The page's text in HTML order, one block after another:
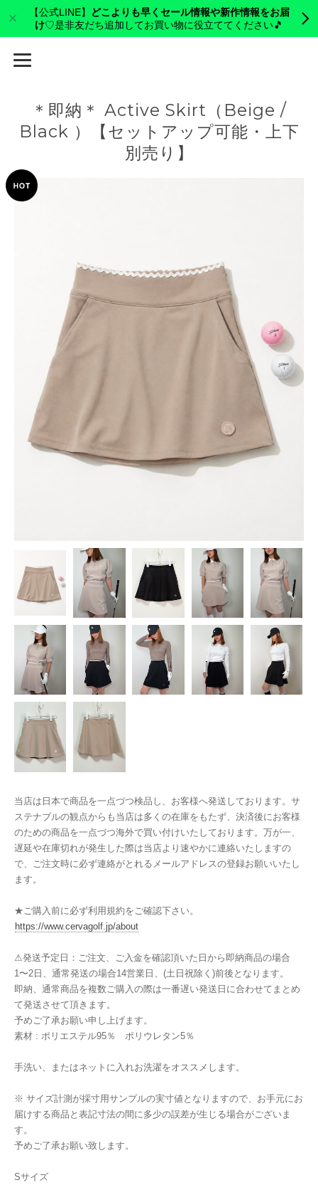
【公式LINE】
どこよりも早くセール情報や新作情報をお届
け♡是非友だち追加してお買い物に役立ててください🎵
＊即納＊ Active Skirt（Beige /
Black ）【セットアップ可能・上下
別売り】
当店は日本で商品を一点づつ検品し、お客様へ発送しております。サ
ステナブルの観点からも当店は多くの在庫をもたず、決済後にお客様
のための商品を一点づつ海外で買い付けいたしております。万が一、
遅延や在庫切れが発生した際は当店より速やかに連絡いたしますの
で、ご注文時に必ず連絡がとれるメールアドレスの登録お願いいたし
ます。
★ご購入前に必ず利用規約をご確認下さい。
https://www.cervagolf.jp/about
⚠︎発送予定日：ご注文、ご入金を確認頂いた日から即納商品の場合
1〜2日、通常発送の場合14営業日、(土日祝除く)前後となります。
即納、通常商品を複数ご購入の際は一番遅い発送日に合わせてまとめ
て発送させて頂きます。
予めご了承お願い申し上げます。
素材 : ポリエステル95％ ポリウレタン5％
手洗い、またはネットに入れお洗濯をオススメします。
※ サイズ計測が採寸用サンプルの実寸値となりますので、お手元にお
届けする商品と表記寸法の間に多少の誤差が生じる場合がございま
す。
予めご了承お願い致します。
Sサイズ